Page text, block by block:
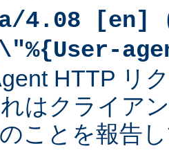
4.08 [en]
\"%{User-
HTTP リ
はクライア
ことを報告